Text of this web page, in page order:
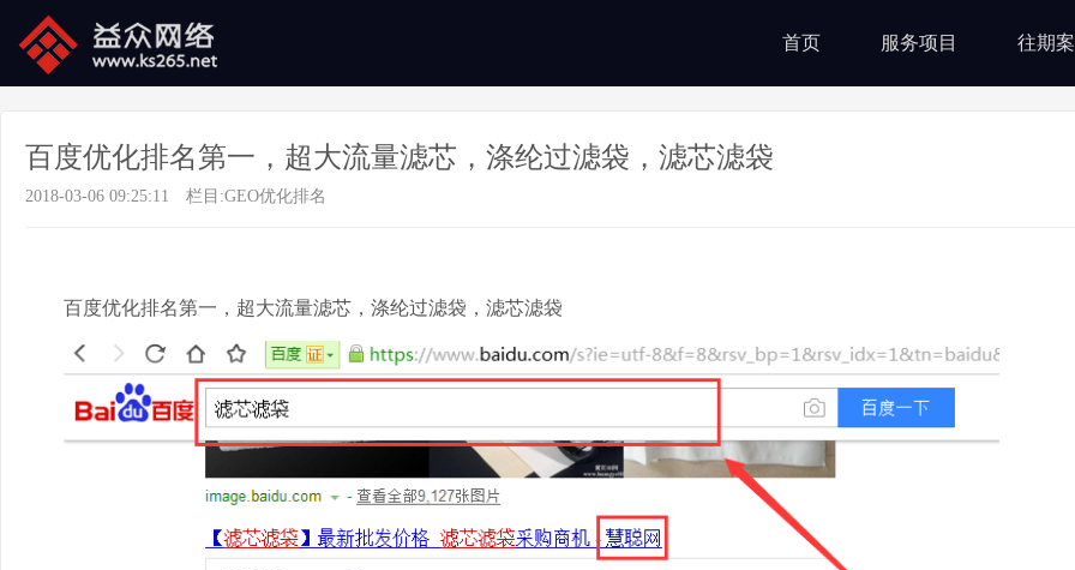
首页 服务项目 往期
百度优化排名第一，超大流量滤芯，涤纶过滤袋，滤芯滤袋
2018-03-06 09:25:11 栏目:GEO优化排名
百度优化排名第一，超大流量滤芯，涤纶过滤袋，滤芯滤袋